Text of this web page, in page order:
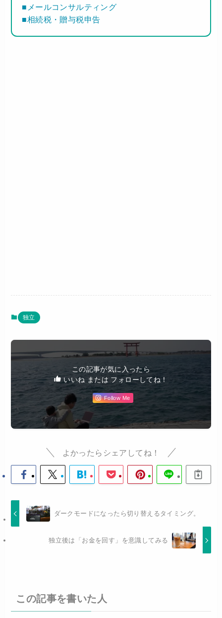
■メールコンサルティング
■相続税・贈与税申告
独立
この記事が気に入ったら
いいね または フォローしてね！
Follow Me
よかったらシェアしてね！
ダークモードになったら切り替えるタイミング。
独立後は「お金を回す」を意識してみる
この記事を書いた人